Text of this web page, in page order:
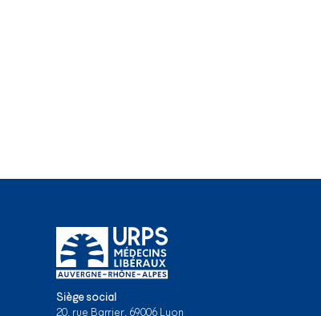
Siège social
20, rue Barrier, 69006 Lyon